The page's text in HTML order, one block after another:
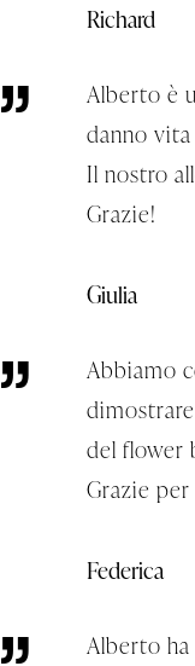
Richard
Alberto è
danno
Il nostro
Grazie!
Giulia
Abbiamo
del flower
Grazie
Federica
Alberto